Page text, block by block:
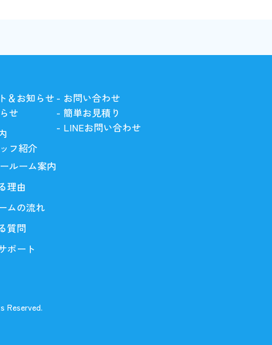
＆お知らせ
せ
フ紹介
ルーム案内
理由
ムの流れ
質問
ポート
お問い合わせ
簡単お見積り
LINEお問い合わせ
Reserved.